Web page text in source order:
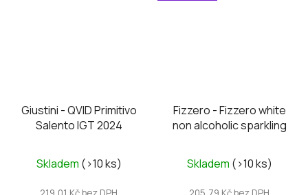
Giustini - QVID Primitivo
Salento IGT 2024
Skladem (>10 ks)
Fizzero - Fizzero white
non alcoholic sparkling
Skladem (>10 ks)